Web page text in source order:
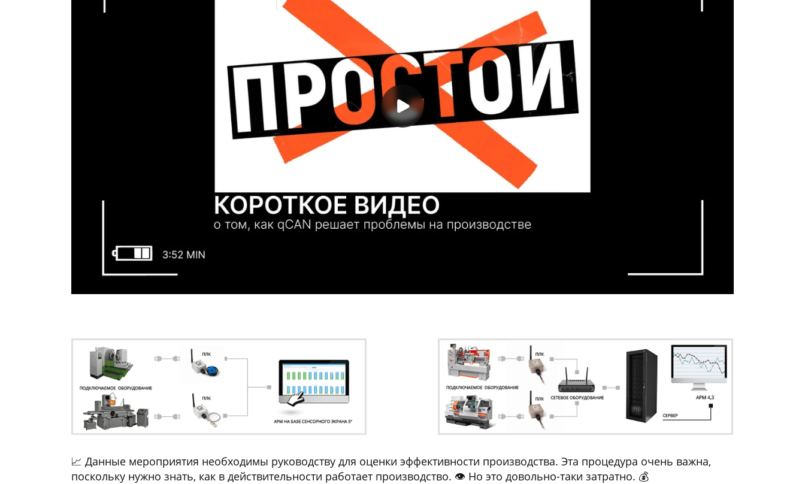
📈 Данные мероприятия необходимы руководству для оценки эффективности производства. Эта процедура очень важна,
поскольку нужно знать, как в действительности работает производство. 👁️ Но это довольно-таки затратно. 💰